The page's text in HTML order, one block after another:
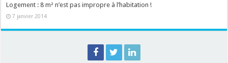
Logement : 8 m² n’est pas impropre à l’habitation !
7 janvier 2014